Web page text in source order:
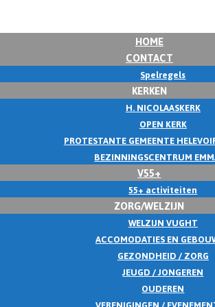
HOME
CONTACT
Spelregels
KERKEN
H. NICOLAASKERK
OPEN KERK
PROTESTANTE GEMEENTE
BEZINNINGSCENTRUM
V55+
55+ activiteiten
ZORG/WELZIJN
WELZIJN VUGHT
ACCOMODATIES EN
GEZONDHEID / ZORG
JEUGD / JONGEREN
OUDEREN